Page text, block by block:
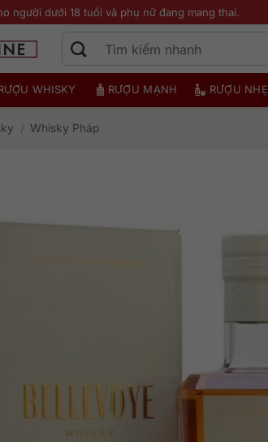
người dưới 18 tuổi và phụ nữ đang mang thai.
WHISKY RƯỢU MẠNH RƯỢU NHẸ
/ Whisky Pháp